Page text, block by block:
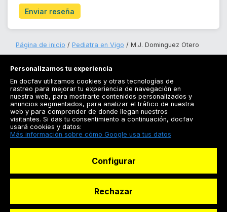
Enviar reseña
Página de inicio Pediatra en Vigo M.J. Dominguez Otero
Registrarse
Docfav
Personalizamos tu experiencia
En docfav utilizamos cookies y otras tecnologías de
rastreo para mejorar tu experiencia de navegación en
nuestra web, para mostrarte contenidos personalizados y
anuncios segmentados, para analizar el tráfico de nuestra
web y para comprender de donde llegan nuestros
visitantes. Si das tu consentimiento a continuación, docfav
usará cookies y datos:
Más información sobre cómo Google usa tus datos
Configurar
Rechazar